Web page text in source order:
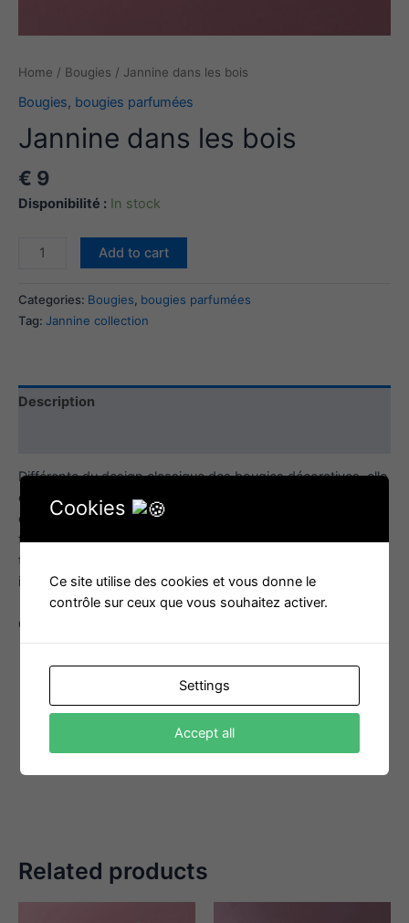
Home / Bougies / Jannine dans les bois
Bougies, bougies parfumées
Jannine dans les bois
€ 9
Disponibilité : In stock
Jannine
bois
quantity
Add to cart
Categories: Bougies, bougies parfumées
Tag: Jannine collection
Description
Différente du design classique des bougies décoratives, elle
est parfaite pour décorer n’importe quel coin de la maison,
que ce soit dans un coin du salon, dans le hall ou sur la
table de la chambre. Sa fabrication en soja et cire d’abeille
totalement naturels, elle est parfaite pour décorer votre
intérieur ou comme cadeau à une date spéciale.
Odeur
Related products
Cookies
Ce site utilise des cookies et vous donne le
contrôle sur ceux que vous souhaitez activer.
Settings
Accept all